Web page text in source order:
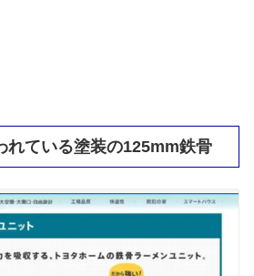
れている塗装の125mm鉄骨